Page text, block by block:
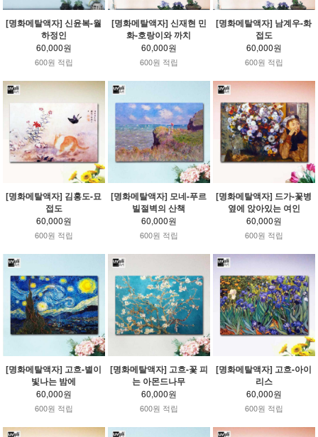
[명화메탈액자] 신윤복-월
하정인
60,000원
600원 적립
[명화메탈액자] 신재현 민
화-호랑이와 까치
60,000원
600원 적립
[명화메탈액자] 남계우-화
접도
60,000원
600원 적립
[명화메탈액자] 김홍도-묘
접도
60,000원
600원 적립
[명화메탈액자] 모네-푸르
빌절벽의 산책
60,000원
600원 적립
[명화메탈액자] 드가-꽃병
옆에 앉아있는 여인
60,000원
600원 적립
[명화메탈액자] 고흐-별이
빛나는 밤에
60,000원
600원 적립
[명화메탈액자] 고흐-꽃 피
는 아몬드나무
60,000원
600원 적립
[명화메탈액자] 고흐-아이
리스
60,000원
600원 적립